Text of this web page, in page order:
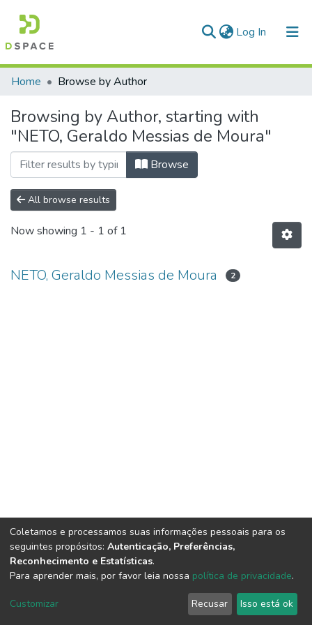
Log In (current)
Communities & Collections
All of DSpace
Home Browse by Author
Browsing by Author, starting with
"NETO, Geraldo Messias de Moura"
Browse
All browse results
Now showing 1 - 1 of 1
NETO, Geraldo Messias de Moura 2
DSpace software copyright © 2002-2026 LYRASIS
Cookie
End User
Agreement
Send
Feedback
Coletamos e processamos suas informações pessoais para os
seguintes propósitos: Autenticação, Preferências,
Reconhecimento e Estatísticas.
Para aprender mais, por favor leia nossa política de privacidade.
Customizar Recusar Isso está ok